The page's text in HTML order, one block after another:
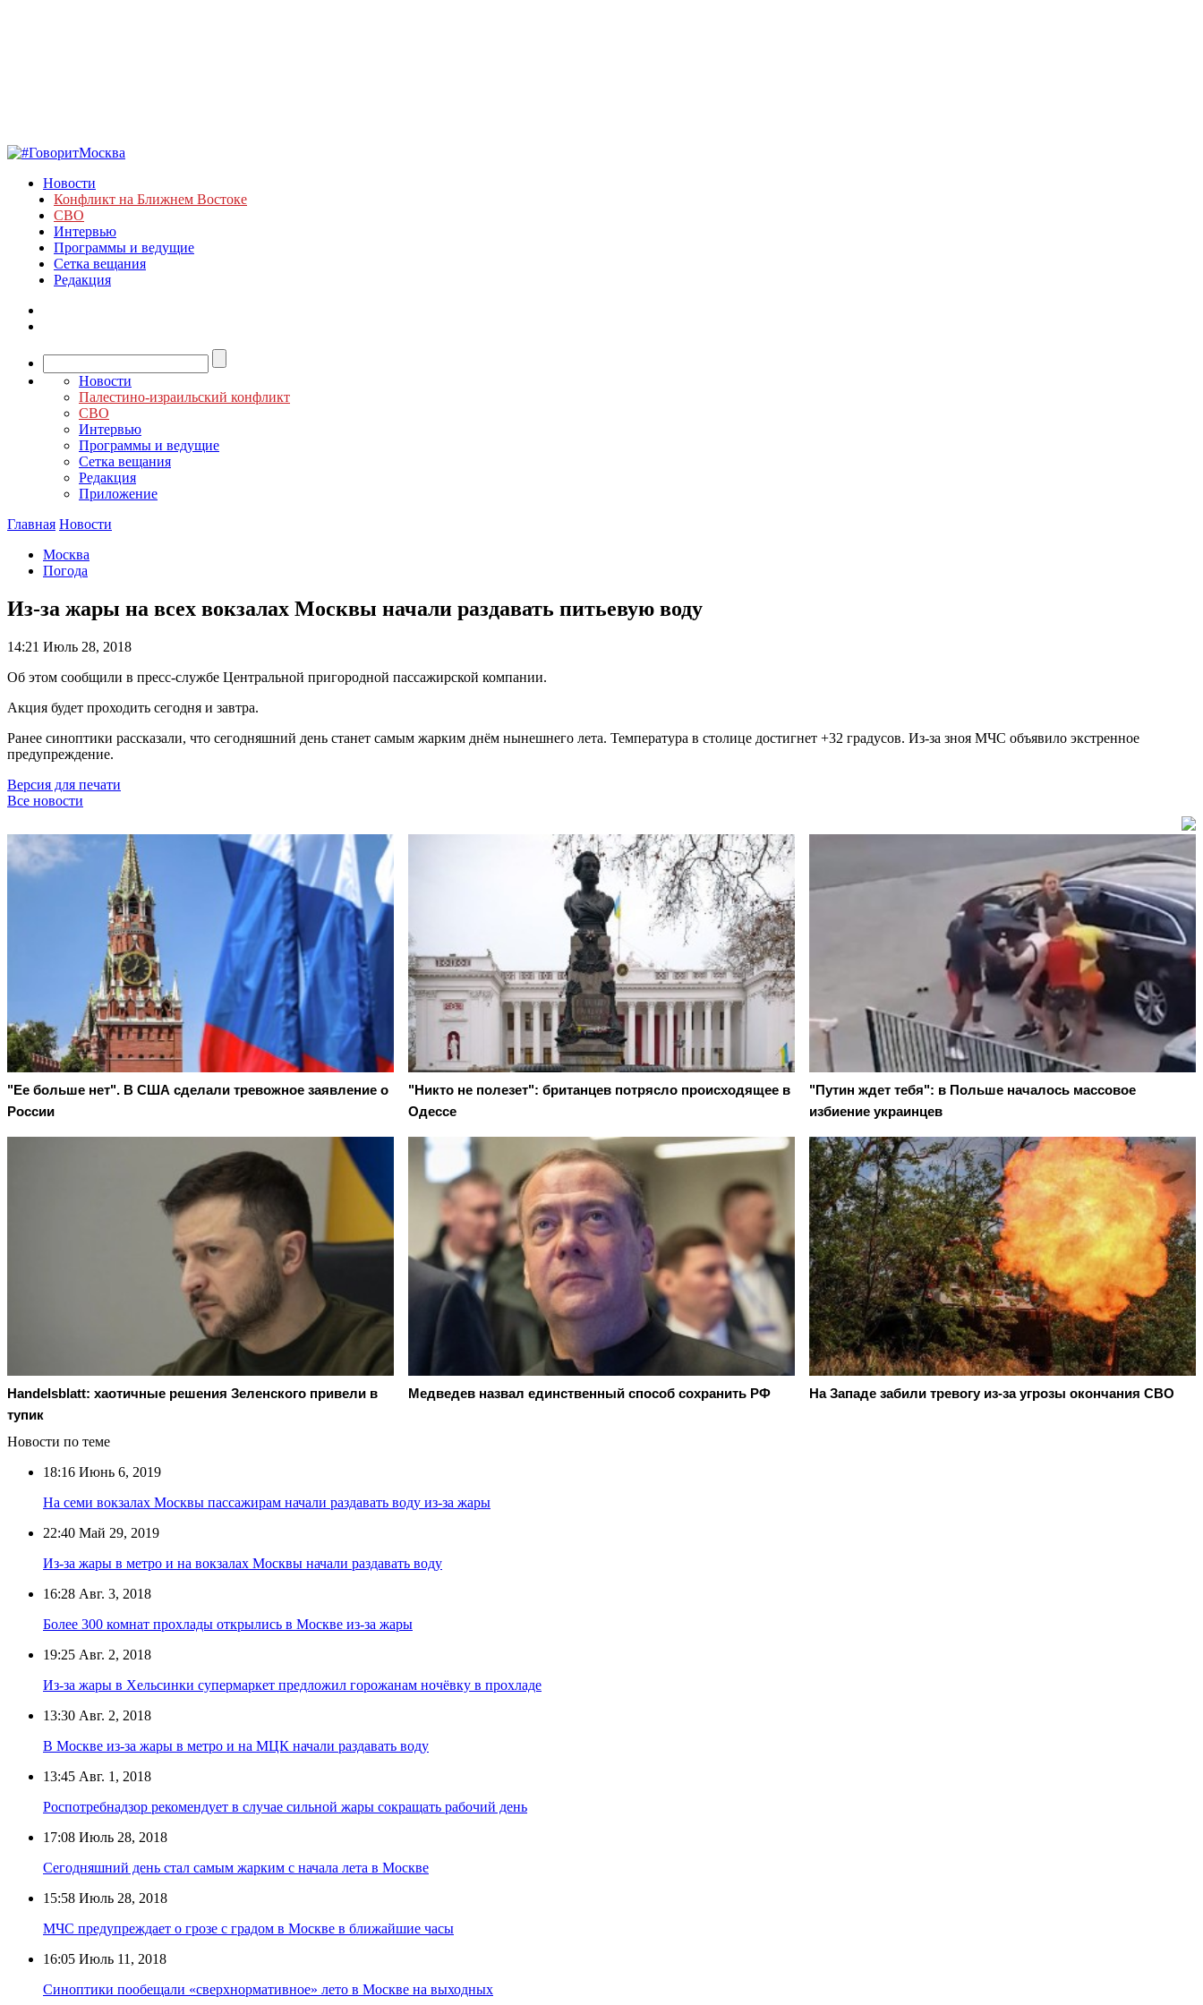
Новости
Конфликт на Ближнем Востоке
СВО
Интервью
Программы и ведущие
Сетка вещания
Редакция
Новости
Палестино-израильский конфликт
СВО
Интервью
Программы и ведущие
Сетка вещания
Редакция
Приложение
Главная Новости
Москва
Погода
Из-за жары на всех вокзалах Москвы начали раздавать питьевую воду
14:21 Июль 28, 2018
Об этом сообщили в пресс-службе Центральной пригородной пассажирской компании.
Акция будет проходить сегодня и завтра.
Ранее синоптики рассказали, что сегодняшний день станет самым жарким днём нынешнего лета. Температура в столице достигнет +32 градусов. Из-за зноя МЧС объявило экстренное
предупреждение.
Версия для печати
Все новости
"Ее больше нет". В США сделали тревожное заявление о
России
"Никто не полезет": британцев потрясло происходящее в
Одессе
"Путин ждет тебя": в Польше началось массовое
избиение украинцев
Handelsblatt: хаотичные решения Зеленского привели в
тупик
Медведев назвал единственный способ сохранить РФ На Западе забили тревогу из-за угрозы окончания СВО
Новости по теме
18:16 Июнь 6, 2019
На семи вокзалах Москвы пассажирам начали раздавать воду из-за жары
22:40 Май 29, 2019
Из-за жары в метро и на вокзалах Москвы начали раздавать воду
16:28 Авг. 3, 2018
Более 300 комнат прохлады открылись в Москве из-за жары
19:25 Авг. 2, 2018
Из-за жары в Хельсинки супермаркет предложил горожанам ночёвку в прохладе
13:30 Авг. 2, 2018
В Москве из-за жары в метро и на МЦК начали раздавать воду
13:45 Авг. 1, 2018
Роспотребнадзор рекомендует в случае сильной жары сокращать рабочий день
17:08 Июль 28, 2018
Сегодняшний день стал самым жарким с начала лета в Москве
15:58 Июль 28, 2018
МЧС предупреждает о грозе с градом в Москве в ближайшие часы
16:05 Июль 11, 2018
Синоптики пообещали «сверхнормативное» лето в Москве на выходных